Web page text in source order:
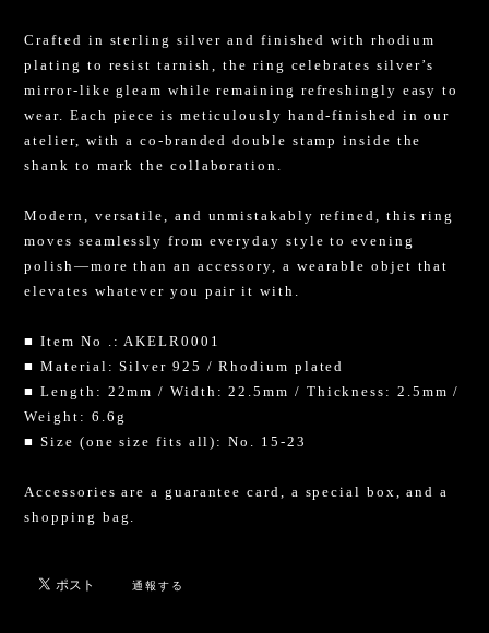
Crafted in sterling silver and finished with rhodium
plating to resist tarnish, the ring celebrates silver’s
mirror-like gleam while remaining refreshingly easy to
wear. Each piece is meticulously hand-finished in our
atelier, with a co-branded double stamp inside the
shank to mark the collaboration.
Modern, versatile, and unmistakably refined, this ring
moves seamlessly from everyday style to evening
polish—more than an accessory, a wearable objet that
elevates whatever you pair it with.
■ Item No .: AKELR0001
■ Material: Silver 925 / Rhodium plated
■ Length: 22mm / Width: 22.5mm / Thickness: 2.5mm /
Weight: 6.6g
■ Size (one size fits all): No. 15-23
Accessories are a guarantee card, a special box, and a
shopping bag.
通報する